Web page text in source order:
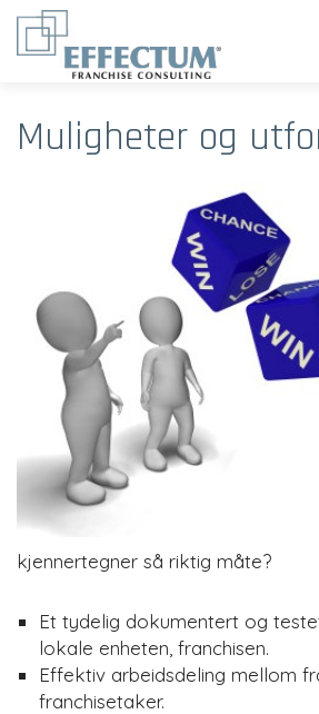
Muligheter og
kjennertegner så riktig måte?
Et tydelig dokumentert og
lokale enheten, franchisen.
Effektiv arbeidsdeling mellom
franchisetaker.